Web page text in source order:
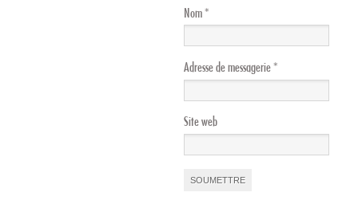
Nom*
Adresse de messagerie*
Site web